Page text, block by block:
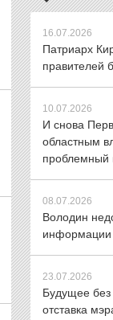
16.07.2026
Патриарх
правителей
10.07.2026
И снова
областным
проблемный
08.07.2026
Володин
информации
23.07.2026
Будущее без
отставка